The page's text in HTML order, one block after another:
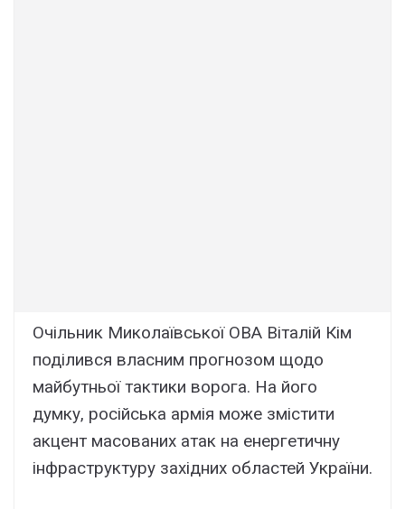
Очільник Миколаївської ОВА Віталій Кім
поділився власним прогнозом щодо
майбутньої тактики ворога. На його
думку, російська армія може змістити
акцент масованих атак на енергетичну
інфраструктуру західних областей України.